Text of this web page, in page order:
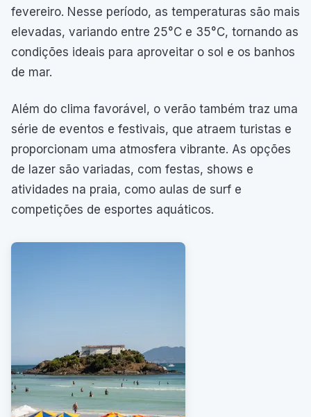
fevereiro. Nesse período, as temperaturas são mais
elevadas, variando entre 25°C e 35°C, tornando as
condições ideais para aproveitar o sol e os banhos
de mar.
Além do clima favorável, o verão também traz uma
série de eventos e festivais, que atraem turistas e
proporcionam uma atmosfera vibrante. As opções
de lazer são variadas, com festas, shows e
atividades na praia, como aulas de surf e
competições de esportes aquáticos.